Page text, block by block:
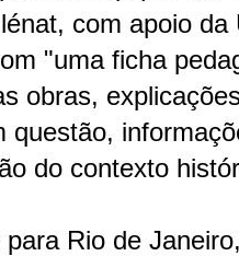
com apoio
"uma ficha
obras,
questão,
do contexto
Rio de